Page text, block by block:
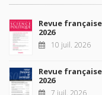
Revue
2026
10 juil. 2026
Revue
2026
7 juil. 2026